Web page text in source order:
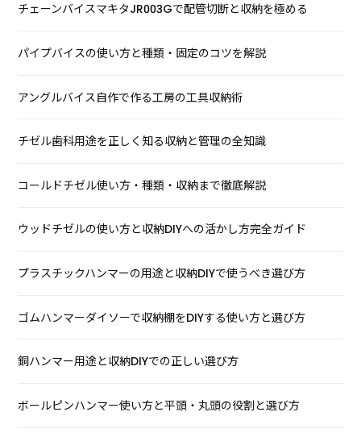
チェーンバイスマキタJR003Gで配管切断と収納を極める
パイプバイスの使い方と種類・固定のコツを解説
アングルバイス自作で作る工房の工具収納術
チゼル歯科用途を正しく知る収納と管理の全知識
コールドチゼル使い方・種類・収納まで徹底解説
ウッドチゼルの使い方と収納DIYへの活かし方完全ガイド
プラスチックハンマーの用途と収納DIYで使うべき選び方
ゴムハンマーダイソーで収納棚をDIYする使い方と選び方
銅ハンマー用途と収納DIYでの正しい選び方
ボールピンハンマー使い方と平頭・丸頭の役割と選び方